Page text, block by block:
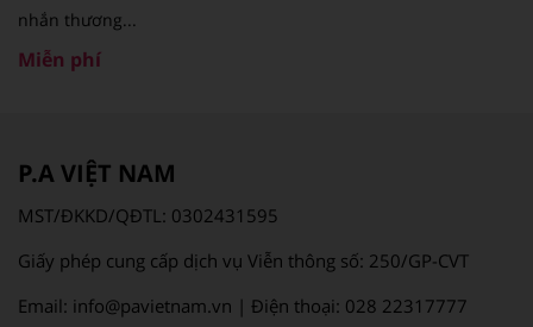
nhắn thương...
Miễn phí
P.A VIỆT NAM
MST/ĐKKD/QĐTL: 0302431595
Giấy phép cung cấp dịch vụ Viễn thông số: 250/GP-CVT
Email: info@pavietnam.vn | Điện thoại: 028 22317777